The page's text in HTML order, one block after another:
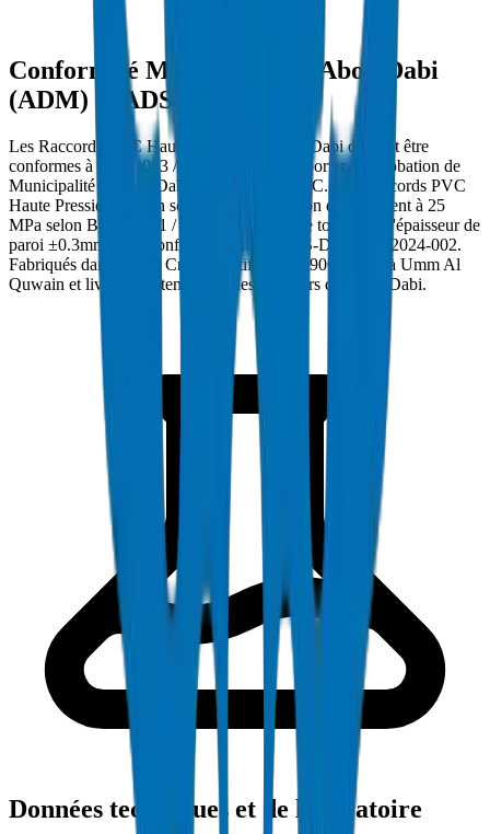
Conformité Municipalité d'Abou Dabi
(ADM) et ADSSC
Les Raccords PVC Haute Pression à Abou Dabi doivent être
conformes à DIN 8063 / BS EN 1452:3 et porter l'approbation de
Municipalité d'Abou Dabi (ADM) et ADSSC. Les Raccords PVC
Haute Pression Crown sont testés en pression d'éclatement à 25
MPa selon BS EN 921 / ISO 1167 avec une tolérance d'épaisseur de
paroi ±0.3mm. Réf. conformité : DM-PRES-DIN8063-2024-002.
Fabriqués dans l'usine Crown certifiée ISO 9001:2015 à Umm Al
Quwain et livrés directement sur les chantiers de Abou Dabi.
Données techniques et de laboratoire